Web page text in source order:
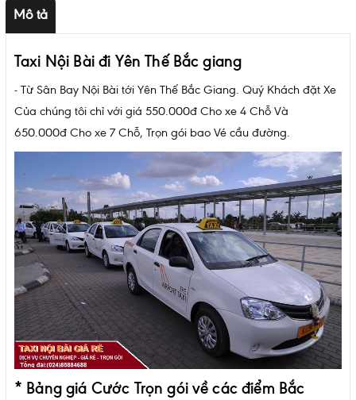
Mô tả
Taxi Nội Bài đi Yên Thế Bắc giang
- Từ Sân Bay Nội Bài tới Yên Thế Bắc Giang. Quý Khách đặt Xe
Của chúng tôi chỉ với giá 550.000đ Cho xe 4 Chỗ Và
650.000đ Cho xe 7 Chỗ, Trọn gói bao Vé cầu đường.
* Bảng giá Cước Trọn gói về các điểm Bắc